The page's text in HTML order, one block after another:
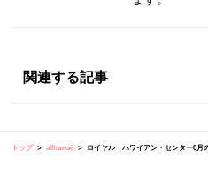
関連する記事
トップ allhawaii ロイヤル・ハワイアン・センター8月